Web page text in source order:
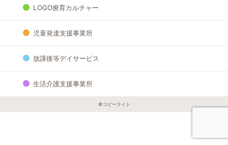
LOGO療育カルチャー
児童発達支援事業所
放課後等デイサービス
生活介護支援事業所
©︎コピーライト